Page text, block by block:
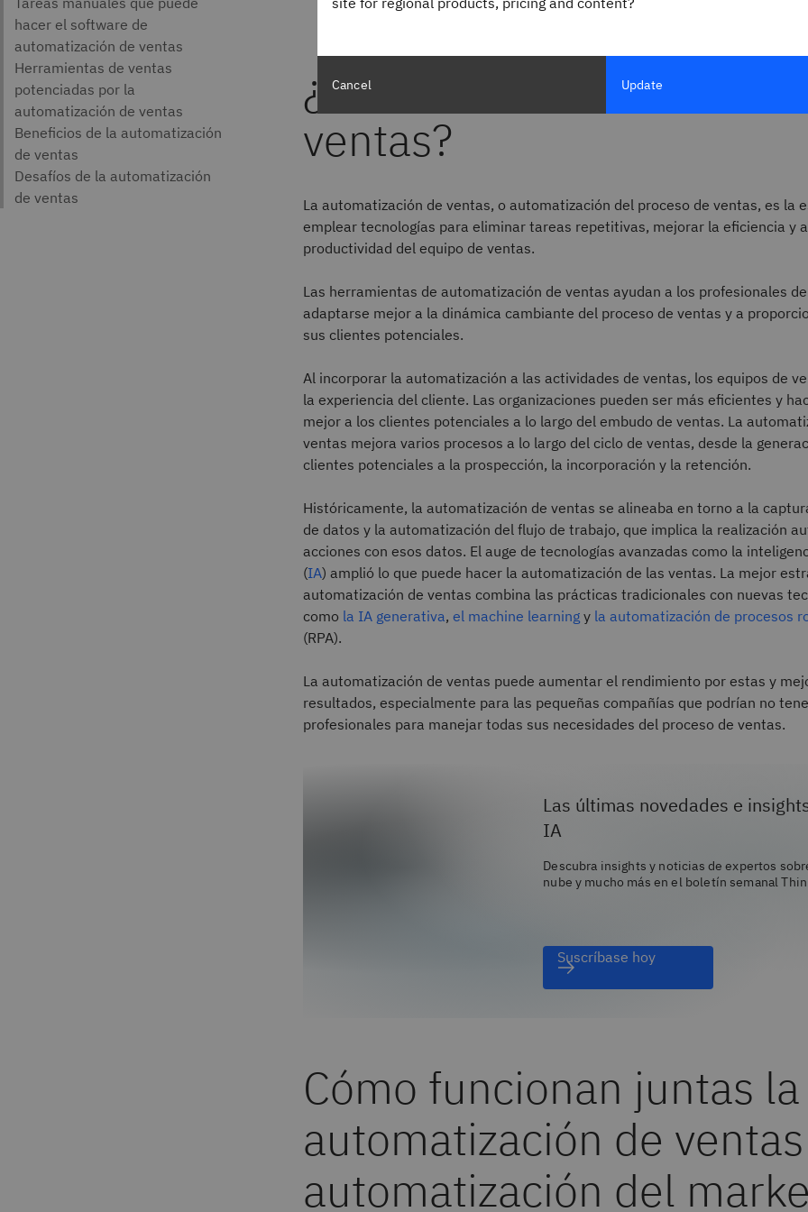
¿Qué es la
ventas?
La automatización de ventas, o automatización del proceso de ventas, es la
emplear tecnologías para eliminar tareas repetitivas, mejorar la eficiencia y
productividad del equipo de ventas.
Las herramientas de automatización de ventas ayudan a los profesionales
adaptarse mejor a la dinámica cambiante del proceso de ventas y a
sus clientes potenciales.
Al incorporar la automatización a las actividades de ventas, los equipos de
la experiencia del cliente. Las organizaciones pueden ser más eficientes y
mejor a los clientes potenciales a lo largo del embudo de ventas. La
ventas mejora varios procesos a lo largo del ciclo de ventas, desde la
clientes potenciales a la prospección, la incorporación y la retención.
Históricamente, la automatización de ventas se alineaba en torno a la
de datos y la automatización del flujo de trabajo, que implica la realización
acciones con esos datos. El auge de tecnologías avanzadas como la
(IA) amplió lo que puede hacer la automatización de las ventas. La mejor
automatización de ventas combina las prácticas tradicionales con nuevas
como la IA generativa, el machine learning y la automatización de procesos
(RPA).
La automatización de ventas puede aumentar el rendimiento por estas y
resultados, especialmente para las pequeñas compañías que podrían no
profesionales para manejar todas sus necesidades del proceso de ventas.
Las últimas novedades e
IA
Descubra insights y noticias de expertos
nube y mucho más en el boletín semanal
Suscríbase hoy
Cómo funcionan juntas la
automatización de
automatización del
Cancel Update